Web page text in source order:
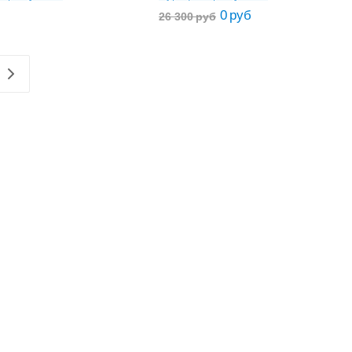
26 300руб 0 руб